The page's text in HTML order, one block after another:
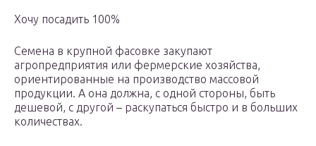
Хочу посадить 100%
Семена в крупной фасовке закупают
агропредприятия или фермерские хозяйства,
ориентированные на производство массовой
продукции. А она должна, с одной стороны, быть
дешевой, с другой – раскупаться быстро и в больших
количествах.